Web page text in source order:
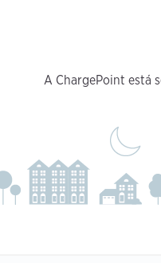
A ChargePoint está